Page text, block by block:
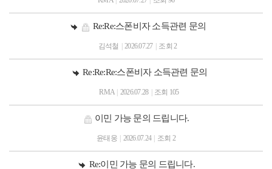
Re:Re:스폰비자 소득관련 문의
김석철 2026.07.27 조회 2
Re:Re:Re:스폰비자 소득관련 문의
RMA 2026.07.28 조회 105
이민 가능 문의 드립니다.
윤태웅 2026.07.24 조회 2
Re:이민 가능 문의 드립니다.